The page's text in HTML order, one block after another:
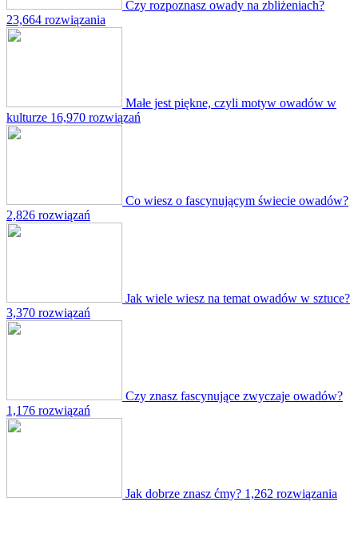
Czy rozpoznasz owady na zbliżeniach?
23,664 rozwiązania
Małe jest piękne, czyli motyw owadów w
kulturze 16,970 rozwiązań
Co wiesz o fascynującym świecie owadów?
2,826 rozwiązań
Jak wiele wiesz na temat owadów w sztuce?
3,370 rozwiązań
Czy znasz fascynujące zwyczaje owadów?
1,176 rozwiązań
Jak dobrze znasz ćmy? 1,262 rozwiązania